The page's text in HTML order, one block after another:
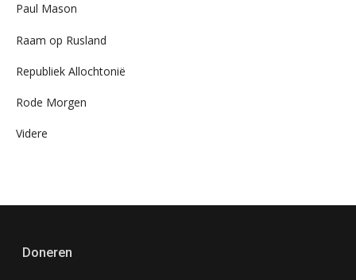
Paul Mason
Raam op Rusland
Republiek Allochtonië
Rode Morgen
Videre
Doneren